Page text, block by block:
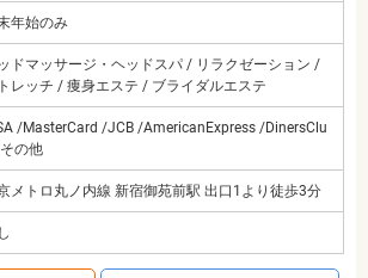
年始のみ
ドマッサージ・ヘッドスパ / リラクゼーション /
レッチ / 痩身エステ / ブライダルエステ
/MasterCard /JCB /AmericanExpress /DinersClu
の他
メトロ丸ノ内線 新宿御苑前駅 出口1より徒歩3分